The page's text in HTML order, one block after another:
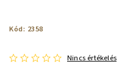
Kód: 2358
Nincs értékelés